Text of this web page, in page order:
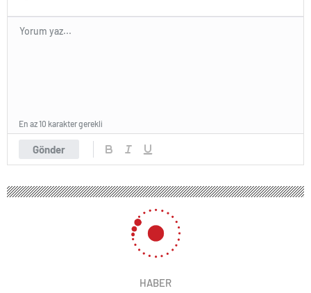
Gönder
En az 10 karakter gerekli
HABER